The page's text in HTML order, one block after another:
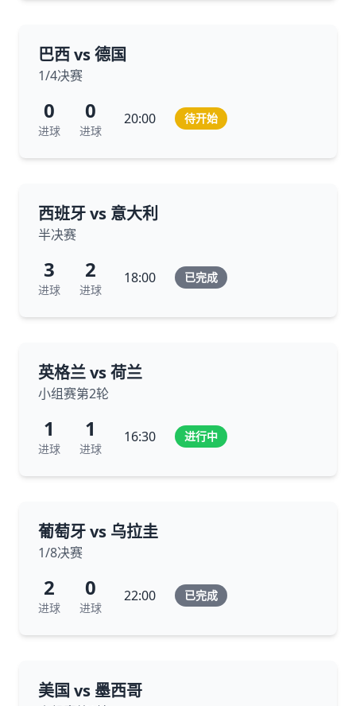
巴西 vs 德国
1/4决赛
0
进球
0
进球
20:00 待开始
西班牙 vs 意大利
半决赛
3
进球
2
进球
18:00 已完成
英格兰 vs 荷兰
小组赛第2轮
1
进球
1
进球
16:30 进行中
葡萄牙 vs 乌拉圭
1/8决赛
2
进球
0
进球
22:00 已完成
美国 vs 墨西哥